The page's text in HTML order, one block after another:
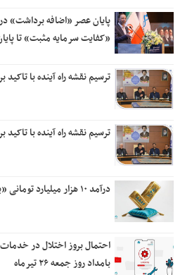
پایان عصر «اضافه
«کفایت سرمایه مثبت» تا
ترسیم نقشه راه آینده با
ترسیم نقشه راه آینده با
درآمد ۱۰ هزار میلیارد تومانی «بانک دی» در سال ۱۴۰۴
احتمال بروز اختلال در
بامداد روز جمعه ۲۶ تیرماه